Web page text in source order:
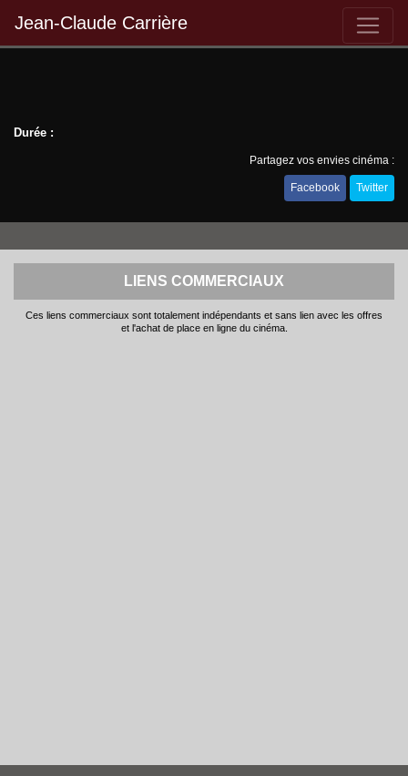
Jean-Claude Carrière
Durée :
Partagez vos envies cinéma :
Facebook Twitter
LIENS COMMERCIAUX
Ces liens commerciaux sont totalement indépendants et sans lien avec les offres
et l'achat de place en ligne du cinéma.